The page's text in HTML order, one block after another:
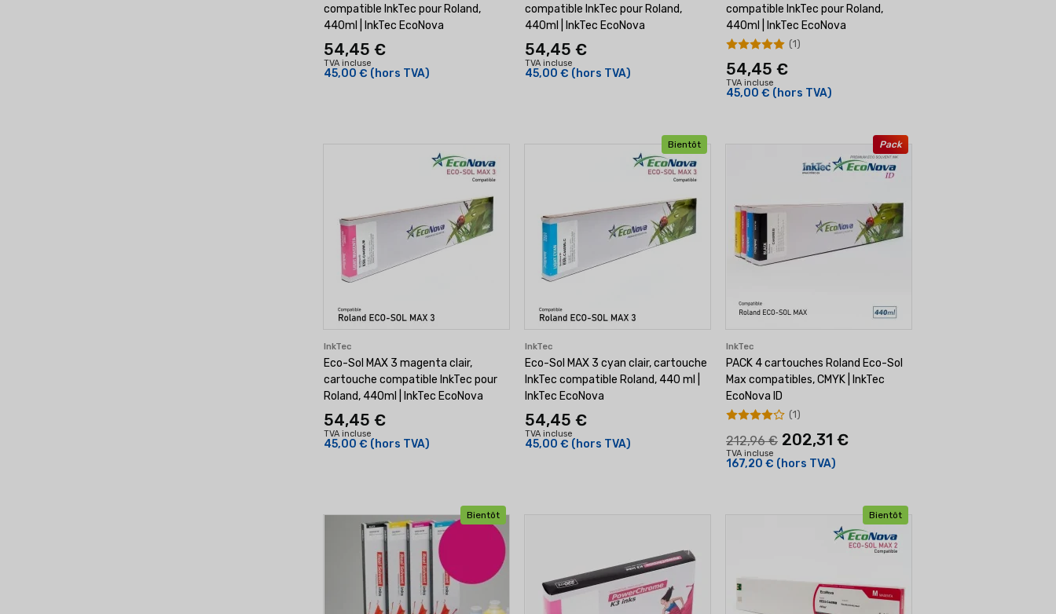
compatible InkTec pour Roland,
440ml | InkTec EcoNova
54,45 €
TVA incluse
45,00 € (hors TVA)
compatible InkTec pour Roland,
440ml | InkTec EcoNova
54,45 €
TVA incluse
45,00 € (hors TVA)
compatible InkTec pour Roland,
440ml | InkTec EcoNova
54,45 €
TVA incluse
45,00 € (hors TVA)
(1)
InkTec
Eco-Sol MAX 3 magenta clair,
cartouche compatible InkTec pour
Roland, 440ml | InkTec EcoNova
54,45 €
TVA incluse
45,00 € (hors TVA)
Bientôt
InkTec
Eco-Sol MAX 3 cyan clair, cartouche
InkTec compatible Roland, 440 ml |
InkTec EcoNova
54,45 €
TVA incluse
45,00 € (hors TVA)
Pack
InkTec
PACK 4 cartouches Roland Eco-Sol
Max compatibles, CMYK | InkTec
EcoNova ID
212,96 € 202,31 €
TVA incluse
167,20 € (hors TVA)
(1)
Bientôt Bientôt